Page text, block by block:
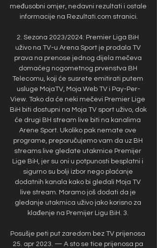
međusobni omjer, nedavni rezultati i ostale
informacije na Rezultati.com stranici.
2. Sezona 2023/2024: Premier Liga BiH
uživo na TV-u Arena Sport je prodala TV
prava na prenose jednog dijela mečeva
domaćeg nogometnog prvenstva BH
Telecomu, koji će susrete emitirati putem
usluge MojaTV, Moja Web TV i Pay-Per-
View. Tako da će neki mečevi Premier Lige
BiH biti dostupni na Moja TV sport uživo, dok
će drugi BH stream live biti na kanalima
Arene Sport. Ukoliko pak nemate ove
programe, preporučujemo vam da uz BH
streams live gledate utakmice Premijer
Lige BiH, jer su oni u potpunosti besplatni i
sigurno su bolji izbor nego plaćanje
dodatnih kanala kako bi gledali Moja TV
live stream. Moramo još dodati da je
gledanje utakmica uživo jako korisno za
klađenje na Premijer Ligu BiH. 3.
Posušje peti put zaredom bez TV prijenosa
25. apr 2023. — A sto se tice prijenosa pa